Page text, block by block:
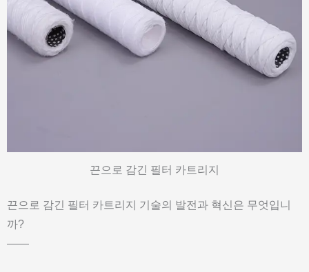
끈으로 감긴 필터 카트리지
끈으로 감긴 필터 카트리지 기술의 발전과 혁신은 무엇입니
까?
——